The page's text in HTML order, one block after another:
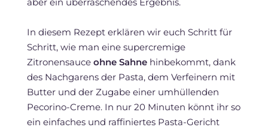
In diesem Rezept erklären wir euch Schritt für
Schritt, wie man eine supercremige
Zitronensauce ohne Sahnehinbekommt, dank
des Nachgarens der Pasta, dem Verfeinern mit
Butter und der Zugabe einer umhüllenden
Pecorino-Creme. In nur 20 Minuten könnt ihr so
ein einfaches und raffiniertes Pasta-Gericht